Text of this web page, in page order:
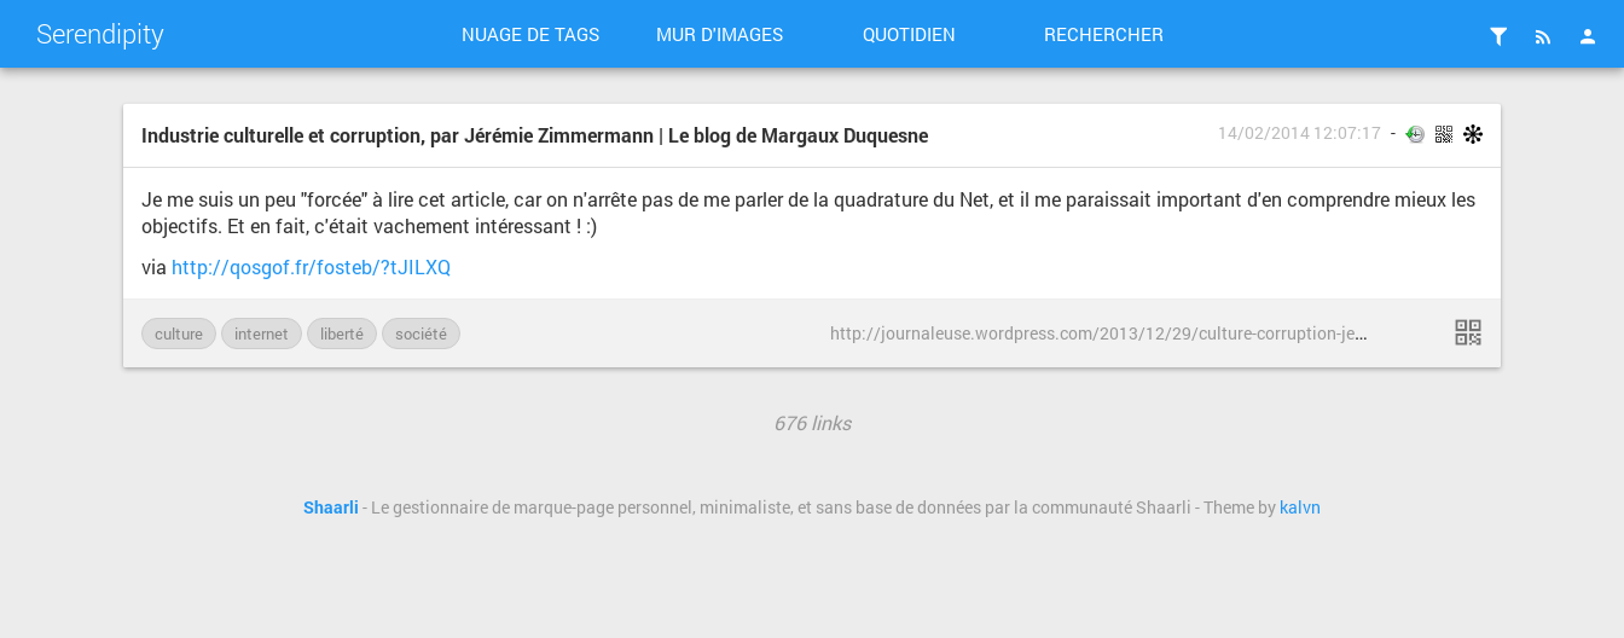
Serendipity NUAGE DE TAGS MUR D'IMAGES QUOTIDIEN RECHERCHER
Industrie culturelle et corruption, par Jérémie Zimmermann | Le blog de Margaux Duquesne 14/02/2014 12:07:17
Je me suis un peu "forcée" à lire cet article, car on n'arrête pas de me parler de la quadrature du Net, et il me paraissait important d'en comprendre mieux les
objectifs. Et en fait, c'était vachement intéressant ! :)
via http://qosgof.fr/fosteb/?tJILXQ
culture internet liberté société h
ttp://journaleuse.wordpress.com/2013/12/29/culture-corruption-jeremie-zimmermann/
676 links
Shaarli - Le gestionnaire de marque-page personnel, minimaliste, et sans base de données par la communauté Shaarli - Theme by kalvn